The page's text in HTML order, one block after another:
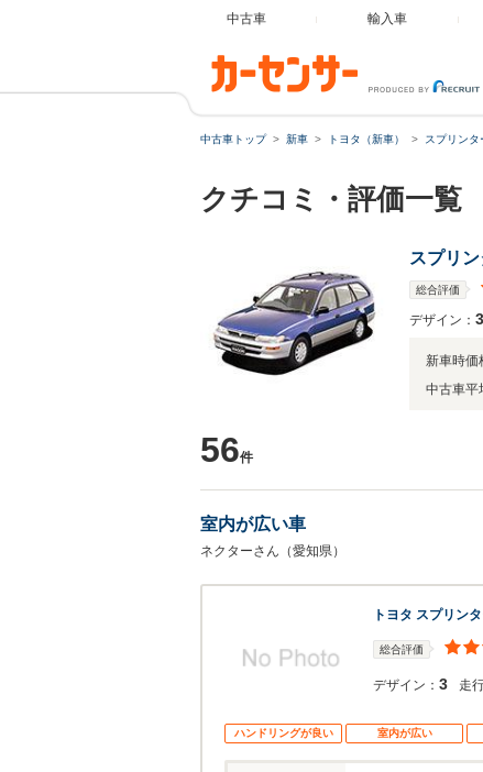
中古車 輸入車
中古車トップ 新車 トヨタ（新車） スプリンタ
クチコミ・評価一覧
スプリ
総合評価
デザイン：
新車時価
中古車平
56件
室内が広い車
ネクターさん（愛知県）
トヨタ スプリン
総合評価
デザイン： 3 走
ハンドリングが良い 室内が広い